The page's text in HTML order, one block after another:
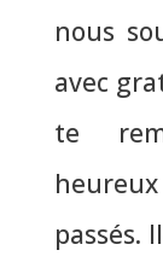
nous
avec
te
passés.